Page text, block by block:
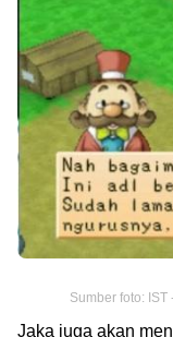
Sumber foto:
Jaka juga akan